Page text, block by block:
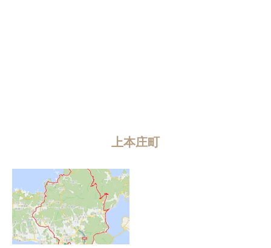
上本庄町